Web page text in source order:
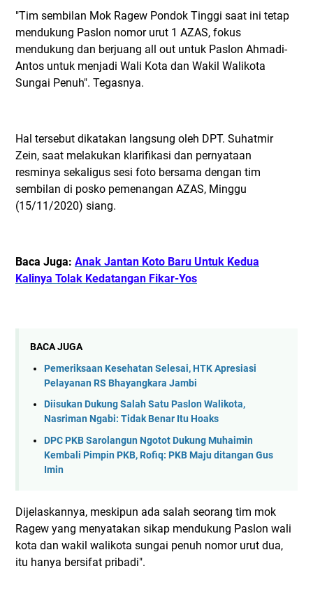
"Tim sembilan Mok Ragew Pondok Tinggi saat ini tetap
mendukung Paslon nomor urut 1 AZAS, fokus
mendukung dan berjuang all out untuk Paslon Ahmadi-
Antos untuk menjadi Wali Kota dan Wakil Walikota
Sungai Penuh". Tegasnya.
Hal tersebut dikatakan langsung oleh DPT. Suhatmir
Zein, saat melakukan klarifikasi dan pernyataan
resminya sekaligus sesi foto bersama dengan tim
sembilan di posko pemenangan AZAS, Minggu
(15/11/2020) siang.
Baca Juga: Anak Jantan Koto Baru Untuk Kedua
Kalinya Tolak Kedatangan Fikar-Yos
BACA JUGA
Pemeriksaan Kesehatan Selesai, HTK Apresiasi
Pelayanan RS Bhayangkara Jambi
Diisukan Dukung Salah Satu Paslon Walikota,
Nasriman Ngabi: Tidak Benar Itu Hoaks
DPC PKB Sarolangun Ngotot Dukung Muhaimin
Kembali Pimpin PKB, Rofiq: PKB Maju ditangan Gus
Imin
Dijelaskannya, meskipun ada salah seorang tim mok
Ragew yang menyatakan sikap mendukung Paslon wali
kota dan wakil walikota sungai penuh nomor urut dua,
itu hanya bersifat pribadi".